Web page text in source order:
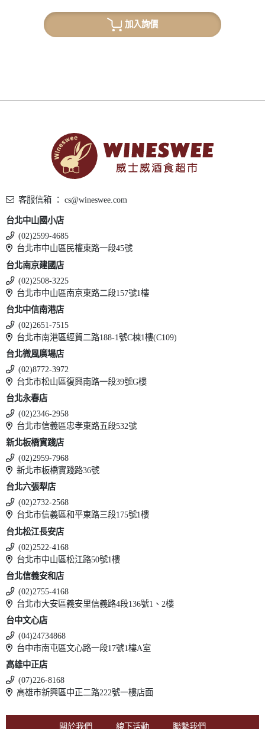
加入詢價
客服信箱 ： cs@wineswee.com
台北中山國小店
(02)2599-4685
台北市中山區民權東路一段45號
台北南京建國店
(02)2508-3225
台北市中山區南京東路二段157號1樓
台北中信南港店
(02)2651-7515
台北市南港區經貿二路188-1號C棟1樓(C109)
台北微風廣場店
(02)8772-3972
台北市松山區復興南路一段39號G樓
台北永春店
(02)2346-2958
台北市信義區忠孝東路五段532號
新北板橋實踐店
(02)2959-7968
新北市板橋實踐路36號
台北六張犁店
(02)2732-2568
台北市信義區和平東路三段175號1樓
台北松江長安店
(02)2522-4168
台北市中山區松江路50號1樓
台北信義安和店
(02)2755-4168
台北市大安區義安里信義路4段136號1、2樓
台中文心店
(04)24734868
台中市南屯區文心路一段17號1樓A室
高雄中正店
(07)226-8168
高雄市新興區中正二路222號一樓店面
關於我們 線下活動 聯繫我們